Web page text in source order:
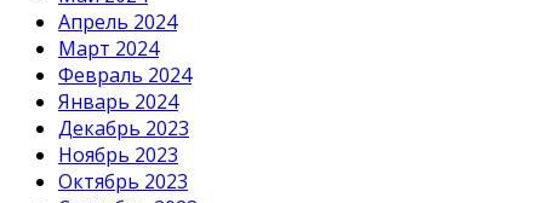
Апрель 2024
Март 2024
Февраль 2024
Январь 2024
Декабрь 2023
Ноябрь 2023
Октябрь 2023